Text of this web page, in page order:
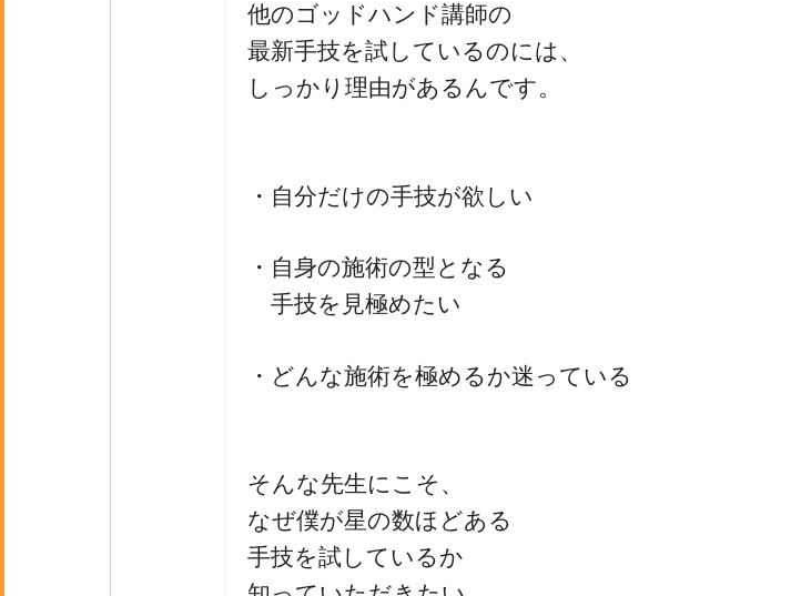
他のゴッドハンド講師の
最新手技を試しているのには、
しっかり理由があるんです。
・自分だけの手技が欲しい
・自身の施術の型となる
手技を見極めたい
・どんな施術を極めるか迷っている
そんな先生にこそ、
なぜ僕が星の数ほどある
手技を試しているか